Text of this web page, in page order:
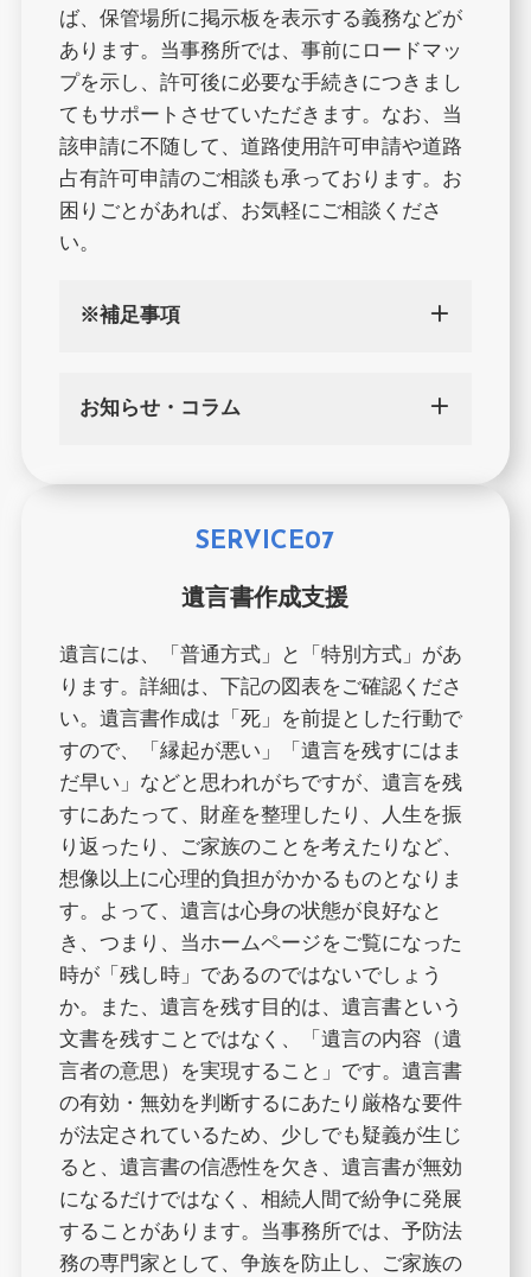
ば、保管場所に掲示板を表示する義務などが
あります。当事務所では、事前にロードマッ
プを示し、許可後に必要な手続きにつきまし
てもサポートさせていただきます。なお、当
該申請に不随して、道路使用許可申請や道路
占有許可申請のご相談も承っております。お
困りごとがあれば、お気軽にご相談くださ
い。
※補足事項
お知らせ・コラム
SERVICE07
遺言書作成支援
遺言には、「普通方式」と「特別方式」があ
ります。詳細は、下記の図表をご確認くださ
い。遺言書作成は「死」を前提とした行動で
すので、「縁起が悪い」「遺言を残すにはま
だ早い」などと思われがちですが、遺言を残
すにあたって、財産を整理したり、人生を振
り返ったり、ご家族のことを考えたりなど、
想像以上に心理的負担がかかるものとなりま
す。よって、遺言は心身の状態が良好なと
き、つまり、当ホームページをご覧になった
時が「残し時」であるのではないでしょう
か。また、遺言を残す目的は、遺言書という
文書を残すことではなく、「遺言の内容（遺
言者の意思）を実現すること」です。遺言書
の有効・無効を判断するにあたり厳格な要件
が法定されているため、少しでも疑義が生じ
ると、遺言書の信憑性を欠き、遺言書が無効
になるだけではなく、相続人間で紛争に発展
することがあります。当事務所では、予防法
務の専門家として、争族を防止し、ご家族の